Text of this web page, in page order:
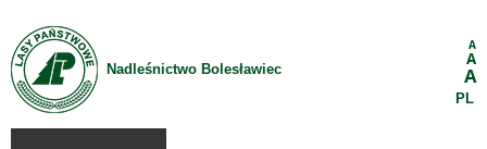
Skip to Content
Nadleśnictwo Bolesławiec
A
A
A
PL